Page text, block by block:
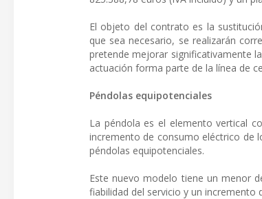
El objeto del contrato es la
que sea necesario, se realizarán
pretende mejorar significativamente
actuación forma parte de la línea de
Péndolas equipotenciales
La péndola es el elemento vertical
incremento de consumo eléctrico de
péndolas equipotenciales.
Este nuevo modelo tiene un menor
fiabilidad del servicio y un incremento